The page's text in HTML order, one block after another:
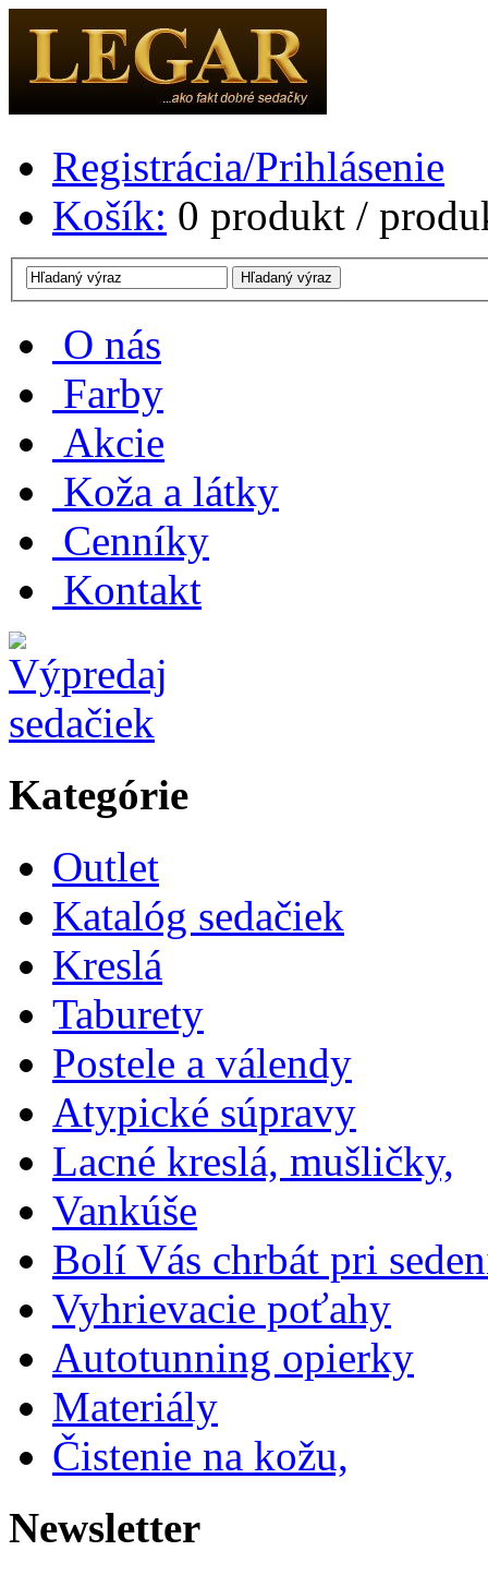
Registrácia/Prihlásenie
Košík: 0 produkt /
O nás
Farby
Akcie
Koža a látky
Cenníky
Kontakt
Kategórie
Outlet
Katalóg sedačiek
Kreslá
Taburety
Postele a válendy
Atypické súpravy
Lacné kreslá, mušličky,
Vankúše
Bolí Vás chrbát pri
Vyhrievacie poťahy
Autotunning opierky
Materiály
Čistenie na kožu,
Newsletter